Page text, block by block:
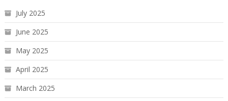
July 2025
June 2025
May 2025
April 2025
March 2025